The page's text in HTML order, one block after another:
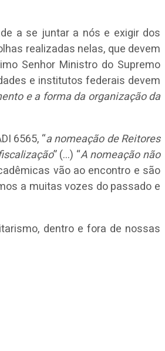
a se juntar a nós e exigir dos
realizadas nelas, que devem
Senhor Ministro do Supremo
e institutos federais devem
e a forma da organização da
6565, “a nomeação de Reitores
” (…) “A nomeação não
vão ao encontro e são
a muitas vozes do passado e
dentro e fora de nossas